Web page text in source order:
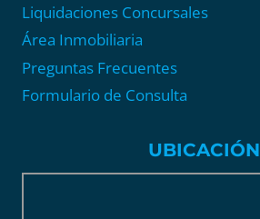
Liquidaciones Concursales
Área Inmobiliaria
Preguntas Frecuentes
Formulario de Consulta
UBICACIÓN